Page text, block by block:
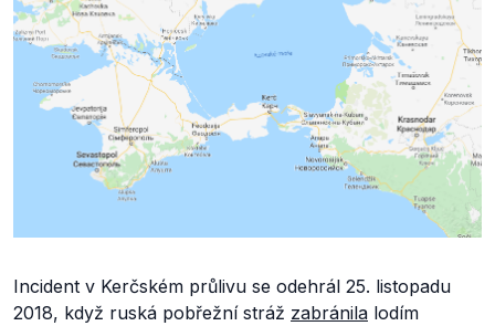
Incident v Kerčském průlivu se odehrál 25. listopadu
2018, když ruská pobřežní stráž zabránila lodím